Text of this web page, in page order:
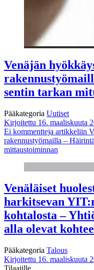
Venäjän
sentin tarkan
Pääkategoria Uutiset
Kirjoitettu 16. maaliskuuta
Ei kommentteja artikkeliin
rakennustyömailla –
mittaustoiminnan
Venäläiset
harkitsevan
kohtalosta –
alla olevat
Pääkategoria Talous
Kirjoitettu 16. maaliskuuta
Tilaajille